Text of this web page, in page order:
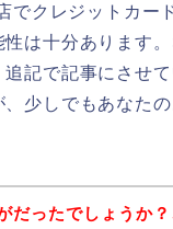
でクレジットカー
は十分あります。
記で記事にさせ
少しでもあなた
だったでしょうか